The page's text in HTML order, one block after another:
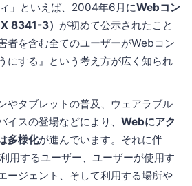
」といえば、2004年6月にWebコン
8341-3） が初めて公示されたこと
者を含む全てのユーザーがWebコン
にする』という考え方が広く知られ
やタブレットの普及、ウェアラブル
スの登場などにより、 Webにアク
多様化が進んでいます。それに伴
用するユーザー、ユーザーが使用す
ージェント、そして利用する場所や